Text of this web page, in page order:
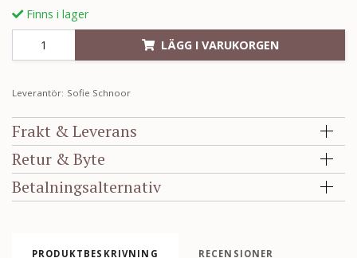
Finns i lager
LÄGG I VARUKORGEN
Leverantör: Sofie Schnoor
Frakt & Leverans
Retur & Byte
Betalningsalternativ
PRODUKTBESKRIVNING RECENSIONER